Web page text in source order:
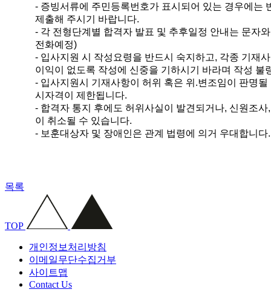
- 증빙서류에 주민등록번호가 표시되어 있는 경우에는
제출해 주시기 바랍니다.
- 각 전형단계별 합격자 발표 및 추후일정 안내는 문자
전화예정)
- 입사지원 시 작성요령을 반드시 숙지하고, 각종 기재
이익이 없도록 작성에 신중을 기하시기 바라며 작성
- 입사지원시 기재사항이 허위 혹은 위.변조임이 판명
시자격이 제한됩니다.
- 합격자 통지 후에도 허위사실이 발견되거나, 신원조
이 취소될 수 있습니다.
- 보훈대상자 및 장애인은 관계 법령에 의거 우대합니다.
목록
TOP
개인정보처리방침
이메일무단수집거부
사이트맵
Contact Us